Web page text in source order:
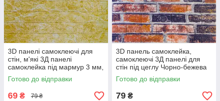
3D панелі самоклеючі для
стін, м'які 3Д панелі
самоклейка під мармур 3 мм,
Бежевий
Готово до відправки
69 ₴ 79 ₴
3D панель самоклейка,
самоклеючі 3Д панелі для
стін під цеглу Чорно-бежева
Катеринославська, 3 мм
Готово до відправки
79 ₴